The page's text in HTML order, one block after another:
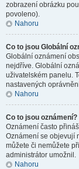
zobrazení obrázku
povoleno).
Nahoru
Co to jsou Globální
Globální oznámení
nejdříve. Globální
uživatelském panelu.
nastavených
Nahoru
Co to jsou oznámení?
Oznámení často
Oznámení se objevují
můžete či nemůžete
administrátor umožnil.
Nahoru